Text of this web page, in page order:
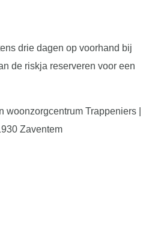
drie dagen op voorhand bij
de riskja reserveren voor een
woonzorgcentrum Trappeniers |
Zaventem